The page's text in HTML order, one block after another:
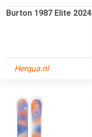
Burton 1987 Elite 2024
Herqua.nl